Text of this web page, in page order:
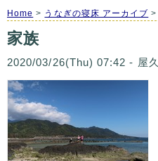
Home > うなぎの寝床 アーカイブ >
家族
2020/03/26(Thu) 07:42 - 屋